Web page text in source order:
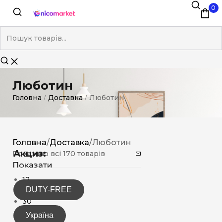
0
Люботин
Головна / Доставка / Люботин
Акциз:
DUTY-FREE
Україна
Головна/Доставка/Люботин
Показано всі 170 товарів
Показати
12
15
30